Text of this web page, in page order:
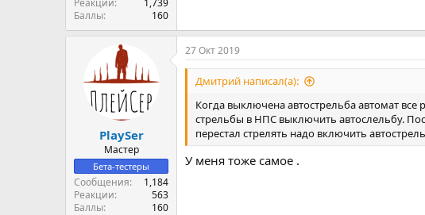
Реакции
1,739
Баллы
160
PlaySer
Мастер
Бета-тестеры
Сообщения
1,184
Реакции
563
Баллы
160
27 Окт 2019
Дмитрий написал(а):
Когда выключена автострельба автомат все
стрельбы в НПС выключить автослельбу.
перестал стрелять надо включить
У меня тоже самое .